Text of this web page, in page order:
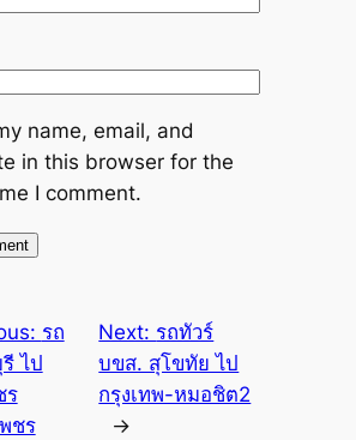
name, email, and
in this browser for the
I comment.
รถ
ไป
ร
ชร
Next: รถทัวร์
บขส. สุโขทัย ไป
กรุงเทพ-หมอชิต2
→